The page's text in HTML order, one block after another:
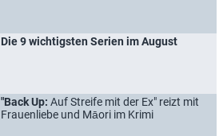
Die 9 wichtigsten Serien im August
"Back Up: Auf Streife mit der Ex" reizt mit
Frauenliebe und Māori im Krimi